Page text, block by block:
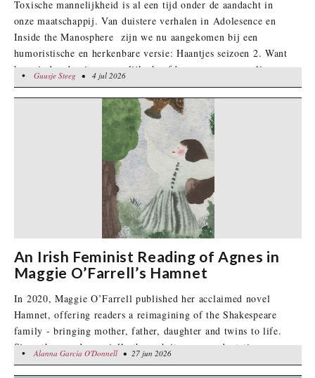
Toxische mannelijkheid is al een tijd onder de aandacht in
onze maatschappij. Van duistere verhalen in Adolesence en
Inside the Manosphere zijn we nu aangekomen bij een
humoristische en herkenbare versie: Haantjes seizoen 2. Want
hoe vinden de vier mannelijke hoofdpersonen, voormalige
'haantjes',
Guusje Steeg• 4 jul 2026
•Guusje Steeg • 4 jul 2026
An Irish Feminist Reading of Agnes in
Maggie O’Farrell’s Hamnet
In 2020, Maggie O’Farrell published her acclaimed novel
Hamnet, offering readers a reimagining of the Shakespeare
family - bringing mother, father, daughter and twins to life.
Since then, and especially through its screen adaptation,
O’Farrell's reparative reinterpretation has further cemented
Alanna García O'Donnell• 27 jun 2026
•Alanna García O'Donnell • 27 jun 2026